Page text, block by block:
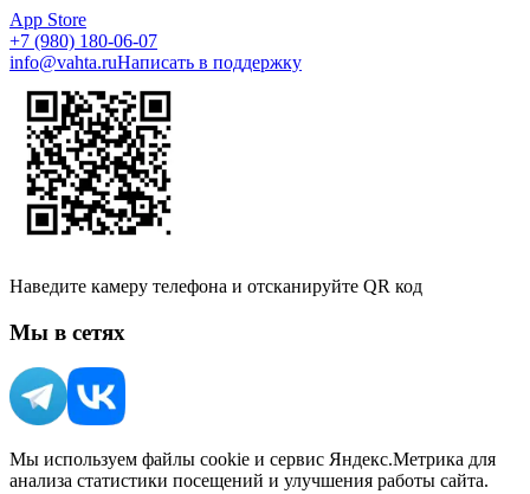
App Store
+7 (980) 180-06-07
info@vahta.ruНаписать в поддержку
Наведите камеру телефона и отсканируйте QR код
Мы в сетях
Мы используем файлы cookie и сервис Яндекс.Метрика для
анализа статистики посещений и улучшения работы сайта.